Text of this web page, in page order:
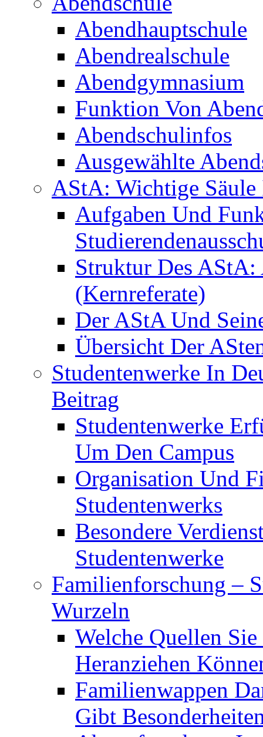
Abendhauptschule
Abendrealschule
Abendgymnasium
Funktion Von
Abendschulinfos
Ausgewählte
AStA: Wichtige
Aufgaben Und
Struktur Des
(Kernreferate)
Der AStA Und
Übersicht Der
Studentenwerke In
Beitrag
Studentenwerke
Um Den Campus
Organisation Und
Studentenwerks
Besondere
Studentenwerke
Familienforschung –
Wurzeln
Welche Quellen
Heranziehen
Familienwappen
Gibt